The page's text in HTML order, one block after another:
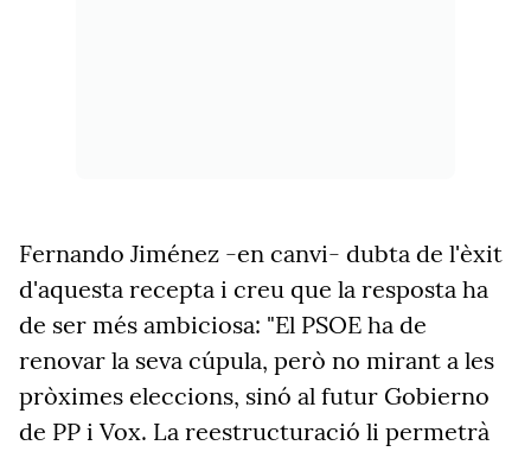
Fernando Jiménez -en canvi- dubta de l'èxit
d'aquesta recepta i creu que la resposta ha
de ser més ambiciosa: "El PSOE ha de
renovar la seva cúpula, però no mirant a les
pròximes eleccions, sinó al futur Gobierno
de PP i Vox. La reestructuració li permetrà